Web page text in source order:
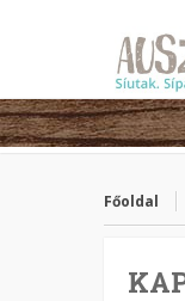
Főoldal